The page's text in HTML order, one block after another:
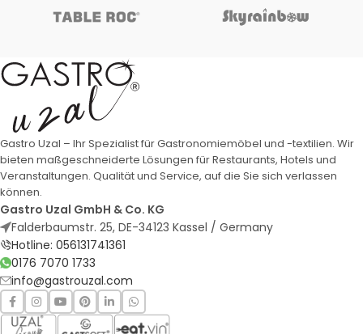
Gastro Uzal – Ihr Spezialist für Gastronomiemöbel und -textilien. Wir
bieten maßgeschneiderte Lösungen für Restaurants, Hotels und
Veranstaltungen. Qualität und Service, auf die Sie sich verlassen
können.
Gastro Uzal GmbH & Co. KG
Falderbaumstr. 25, DE-34123 Kassel / Germany
Hotline: 056131741361
0176 7070 1733
info@gastrouzal.com